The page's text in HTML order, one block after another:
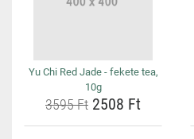
Yu Chi Red Jade - fekete tea,
10g
3595 Ft 2508 Ft